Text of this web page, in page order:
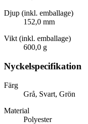
Djup (inkl. emballage)
152,0 mm
Vikt (inkl. emballage)
600,0 g
Nyckelspecifikation
Färg
Grå, Svart, Grön
Material
Polyester